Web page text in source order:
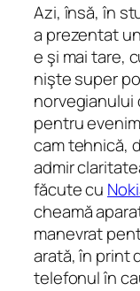
Azi, însă, în
a prezentat
e şi mai tare,
nişte super
norvegianului
pentru
cam tehnică,
admir
făcute cu
cheamă
manevrat
arată, în print
telefonul în